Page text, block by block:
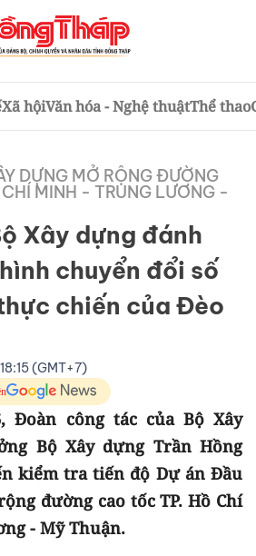
Xã hộiVăn hóa - Nghệ thuậtThể thao
DỰNG MỞ RỘNG ĐƯỜNG
MINH - TRUNG LƯƠNG -
Xây dựng đánh
chuyển đổi số
chiến của Đèo
(GMT+7)
Đoàn công tác của Bộ Xây
Bộ Xây dựng Trần Hồng
kiểm tra tiến độ Dự án Đầu
đường cao tốc TP. Hồ Chí
- Mỹ Thuận.